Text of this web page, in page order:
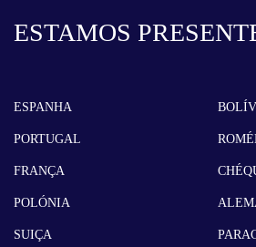
ESTAMOS
ESPANHA
PORTUGAL
FRANÇA
POLÓNIA
SUIÇA